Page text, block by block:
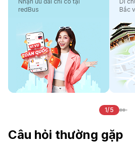
redBus
Bắc
1/5
Câu hỏi thường gặp